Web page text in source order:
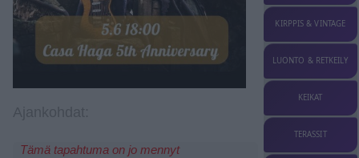
Tämä tapahtuma on jo mennyt
KIRPPIS & VINTAGE
LUONTO & RETKEILY
KEIKAT
TERASSIT